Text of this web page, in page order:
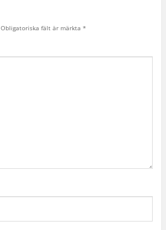
Obligatoriska fält är märkta *